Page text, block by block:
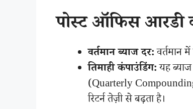
पोस्ट ऑफिस आरडी
वर्तमान ब्याज दर:वर्तमान
तिमाही कंपाउंडिंग:यह
(Quarterly
रिटर्न तेज़ी से बढ़ता है।